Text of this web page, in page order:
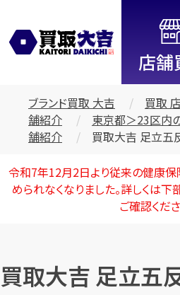
全国2000店舗以上展開中！
信
吉」
ブランド買取 大吉 買取
舗紹介
東京都＞23区内
舗紹介
買取大吉 足立五
令和7年12月2日より従来の健康
められなくなりました。詳しくは下
ご確認くださ
買取大吉 足立五